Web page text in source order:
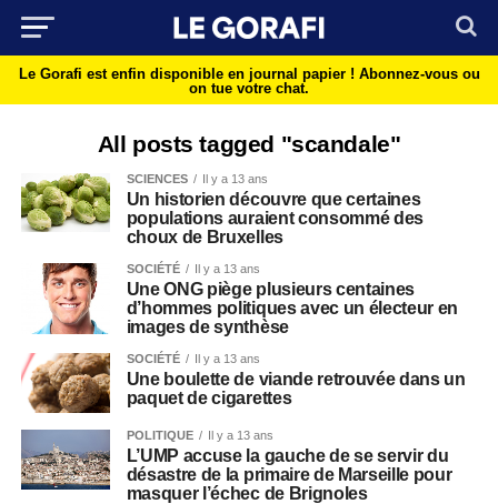
Le Gorafi est enfin disponible en journal papier ! Abonnez-vous ou
on tue votre chat.
All posts tagged "scandale"
SCIENCES Il y a 13 ans
Un historien découvre que certaines
populations auraient consommé des
choux de Bruxelles
SOCIÉTÉ Il y a 13 ans
Une ONG piège plusieurs centaines
d’hommes politiques avec un électeur en
images de synthèse
SOCIÉTÉ Il y a 13 ans
Une boulette de viande retrouvée dans un
paquet de cigarettes
POLITIQUE Il y a 13 ans
L’UMP accuse la gauche de se servir du
désastre de la primaire de Marseille pour
masquer l’échec de Brignoles